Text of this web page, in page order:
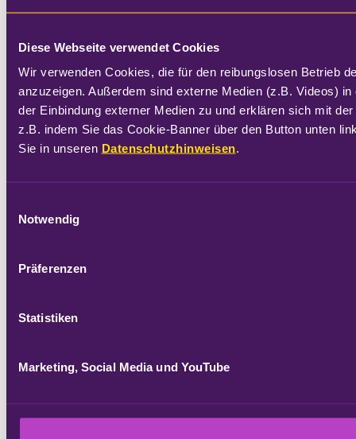
Diese Webseite verwendet Cookies
Wir verwenden Cookies, die für den reibungslosen Betrieb
anzuzeigen. Außerdem sind externe Medien (z.B. Videos)
der Einbindung externer Medien zu und erklären sich mit
z.B. indem Sie das Cookie-Banner über den Button unten
Sie in unseren Datenschutzhinweisen.
Notwendig
Präferenzen
Statistiken
Marketing, Social Media und YouTube